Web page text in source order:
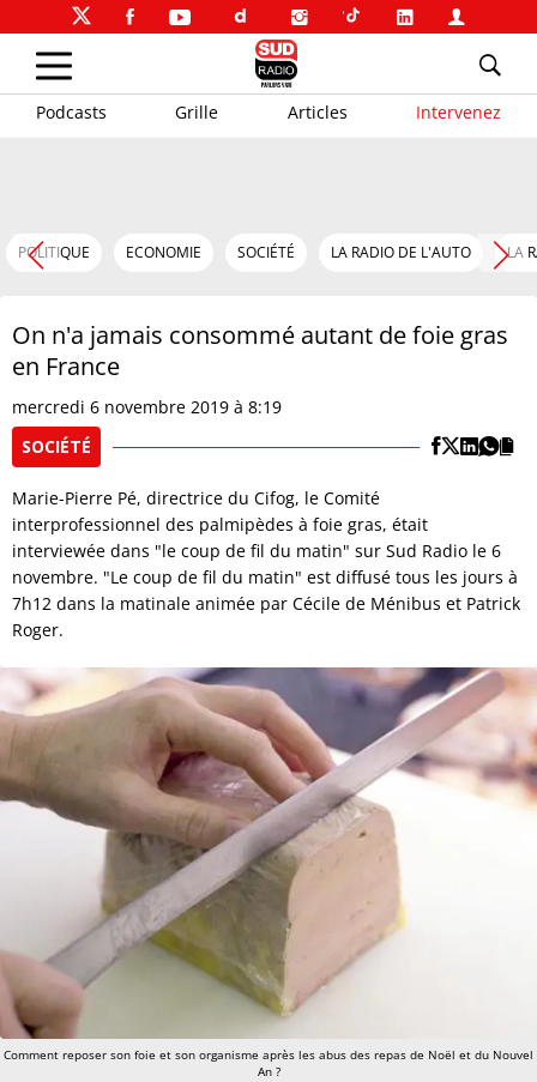
Podcasts Grille Articles Intervenez
POLITIQUE ECONOMIE SOCIÉTÉ LA RADIO DE L'AUTO LA
On n'a jamais consommé autant de foie gras
en France
mercredi 6 novembre 2019 à 8:19
SOCIÉTÉ
Marie-Pierre Pé, directrice du Cifog, le Comité
interprofessionnel des palmipèdes à foie gras, était
interviewée dans "le coup de fil du matin" sur Sud Radio le 6
novembre. "Le coup de fil du matin" est diffusé tous les jours à
7h12 dans la matinale animée par Cécile de Ménibus et Patrick
Roger.
Comment reposer son foie et son organisme après les abus des repas de Noël et du Nouvel
An ?